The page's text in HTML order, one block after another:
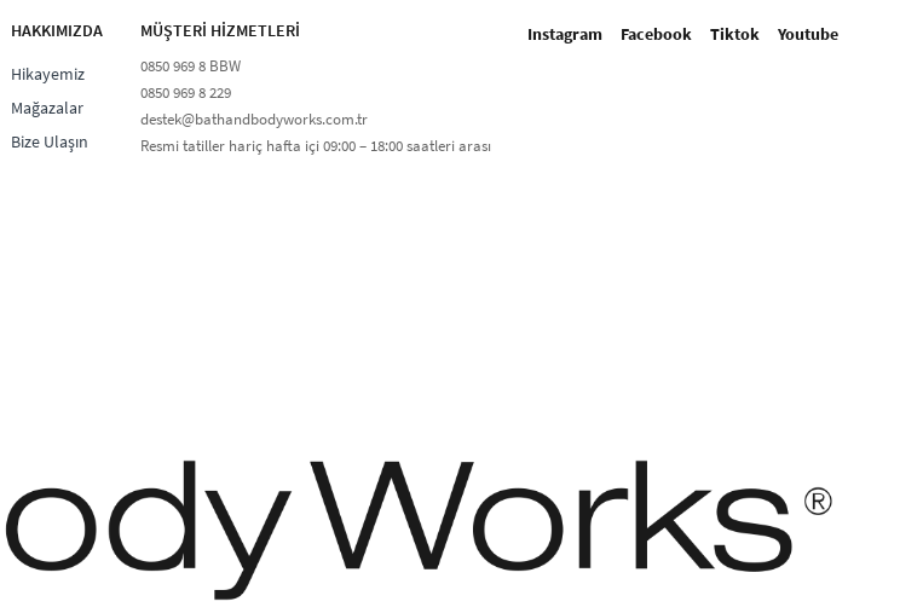
Instagram Facebook Tiktok Youtube
HAKKIMIZDA
Hikayemiz
Mağazalar
Bize Ulaşın
MÜŞTERİ HİZMETLERİ​
0850 969 8 BBW​
0850 969 8 229​​
destek@bathandbodyworks.com.tr
Resmi tatiller hariç hafta içi 09:00 – 18:00 saatleri arası​